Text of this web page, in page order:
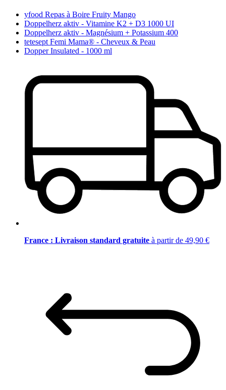
yfood Repas à Boire Fruity Mango
Doppelherz aktiv - Vitamine K2 + D3 1000 UI
Doppelherz aktiv - Magnésium + Potassium 400
tetesept Femi Mama® - Cheveux & Peau
Dopper Insulated - 1000 ml
France : Livraison standard gratuite à partir de 49,90 €